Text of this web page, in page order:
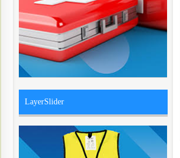
LayerSlider